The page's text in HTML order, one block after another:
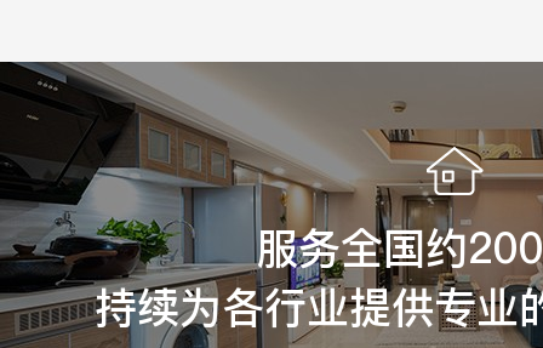
服务全国约
持续为各行业提供专业